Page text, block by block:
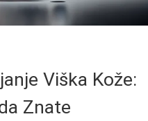
Viška Kože:
Znate